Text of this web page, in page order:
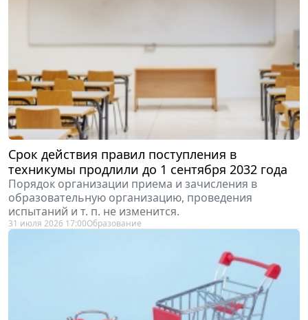
Срок действия правил поступления в
техникумы продлили до 1 сентября 2032 года
Порядок организации приема и зачисления в
образовательную организацию, проведения
испытаний и т. п. не изменится.
31 июля 2026 17:00 Образование